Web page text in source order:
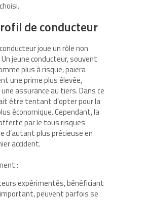
de conducteur
joue un rôle non
jeune conducteur, souvent
plus à risque, paiera
une prime plus élevée,
assurance au tiers. Dans ce
être tentant d’opter pour la
économique. Cependant, la
par le tous risques
d’autant plus précieuse en
accident.
:
expérimentés, bénéficiant
important, peuvent parfois se